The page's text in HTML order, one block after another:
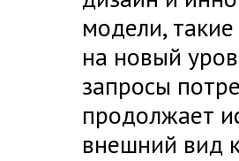
модели,
на новый
запросы
продолжает
внешний вид